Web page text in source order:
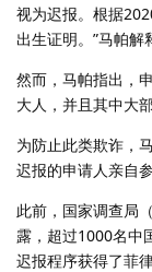
视为迟报。根据
出生证明。”马帕解
然而，马帕指出，
大人，并且其中大
为防止此类欺诈，
迟报的申请人亲自
此前，国家调查局
露，超过1000名中
迟报程序获得了菲